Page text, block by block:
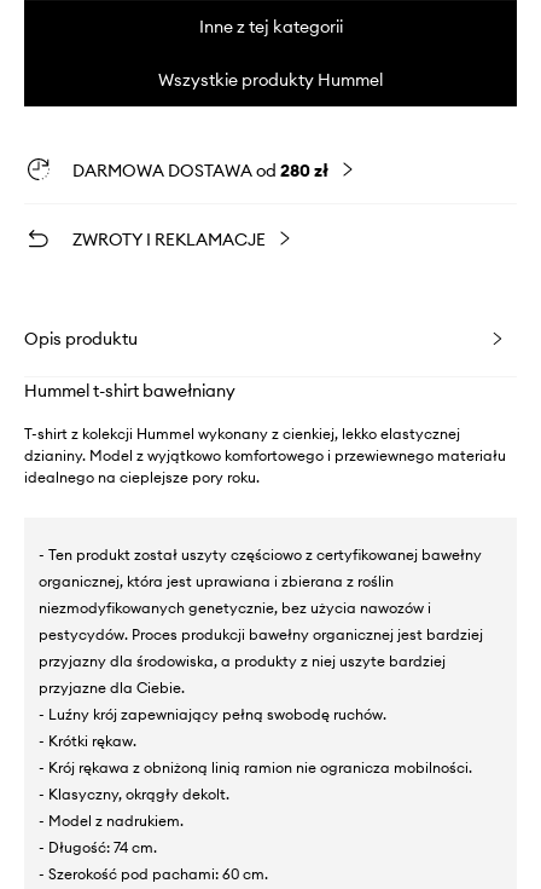
Inne z tej kategorii
Wszystkie produkty Hummel
DARMOWA DOSTAWA od 280 zł
ZWROTY I REKLAMACJE
Opis produktu
Hummel t-shirt bawełniany
T-shirt z kolekcji Hummel wykonany z cienkiej, lekko elastycznej
dzianiny. Model z wyjątkowo komfortowego i przewiewnego materiału
idealnego na cieplejsze pory roku.
- Ten produkt został uszyty częściowo z certyfikowanej bawełny
organicznej, która jest uprawiana i zbierana z roślin
niezmodyfikowanych genetycznie, bez użycia nawozów i
pestycydów. Proces produkcji bawełny organicznej jest bardziej
przyjazny dla środowiska, a produkty z niej uszyte bardziej
przyjazne dla Ciebie.
- Luźny krój zapewniający pełną swobodę ruchów.
- Krótki rękaw.
- Krój rękawa z obniżoną linią ramion nie ogranicza mobilności.
- Klasyczny, okrągły dekolt.
- Model z nadrukiem.
- Długość: 74 cm.
- Szerokość pod pachami: 60 cm.